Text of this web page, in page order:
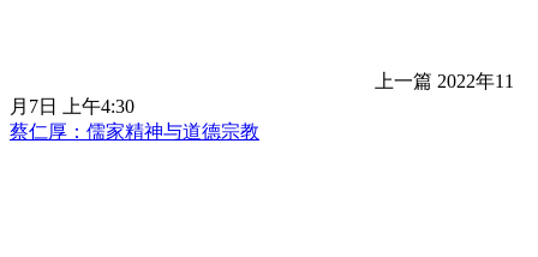
上一篇 2022年11
月7日 上午4:30
蔡仁厚：儒家精神与道德宗教